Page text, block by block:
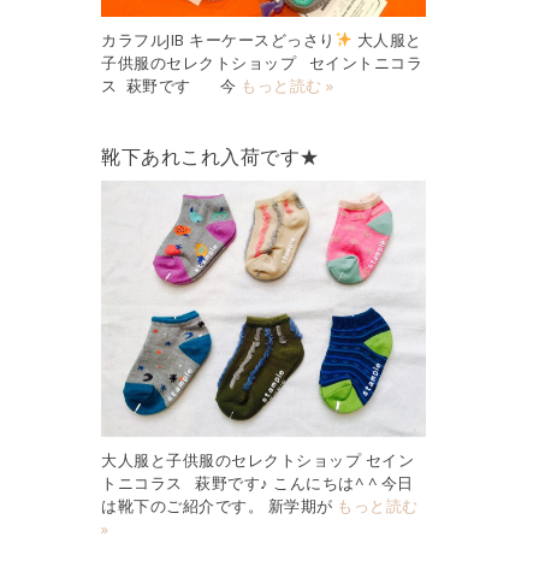
カラフルJIB キーケースどっさり
大人服と
子供服のセレクトショップ セイントニコラ
ス 萩野です 今 もっと読む »
靴下あれこれ入荷です★
大人服と子供服のセレクトショップ セイン
トニコラス 萩野です♪ こんにちは^ ^ 今日
は靴下のご紹介です。 新学期が もっと読む
»